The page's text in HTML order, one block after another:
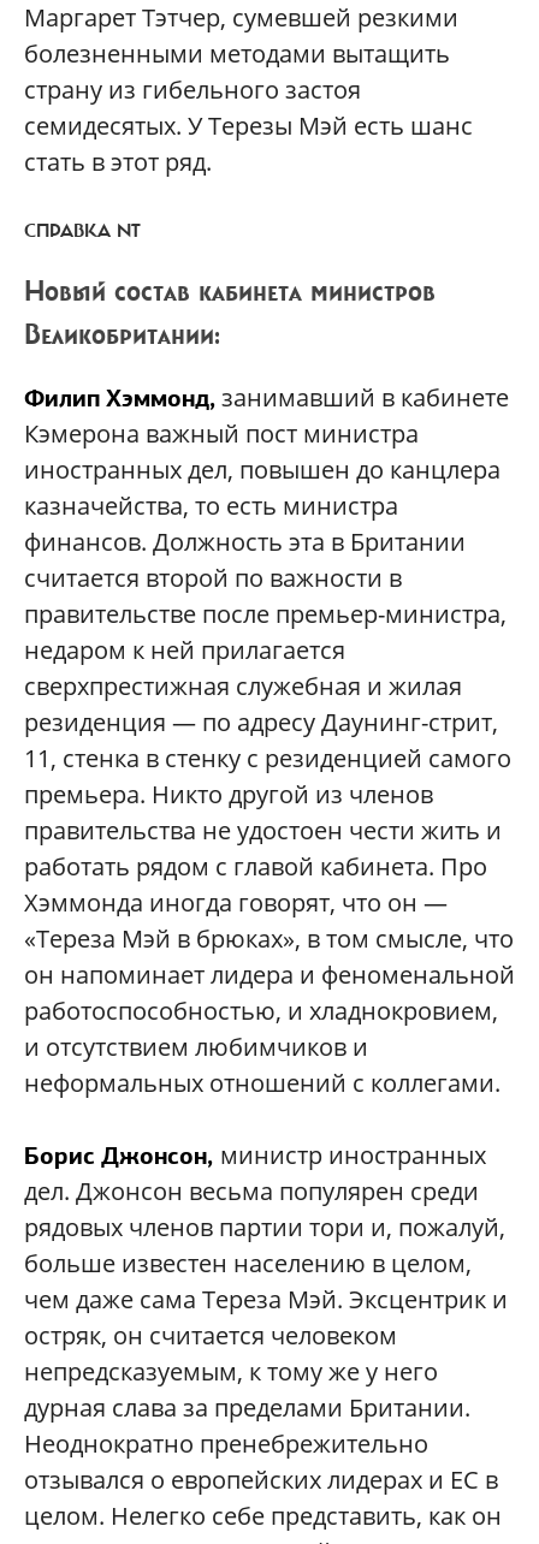
Маргарет Тэтчер, сумевшей резкими
болезненными методами вытащить
страну из гибельного застоя
семидесятых. У Терезы Мэй есть шанс
стать в этот ряд.
СПРАВКА NT
Новый состав кабинета министров
Великобритании:
ФилипХэммонд,занимавший в кабинете
Кэмерона важный пост министра
иностранных дел, повышен до канцлера
казначейства, то есть министра
финансов. Должность эта в Британии
считается второй по важности в
правительстве после премьер-министра,
недаром к ней прилагается
сверхпрестижная служебная и жилая
резиденция — по адресу Даунинг-стрит,
11, стенка в стенку с резиденцией самого
премьера. Никто другой из членов
правительства не удостоен чести жить и
работать рядом с главой кабинета. Про
Хэммонда иногда говорят, что он —
«Тереза Мэй в брюках», в том смысле, что
он напоминает лидера и феноменальной
работоспособностью, и хладнокровием,
и отсутствием любимчиков и
неформальных отношений с коллегами.
Борис Джонсон, министр иностранных
дел. Джонсон весьма популярен среди
рядовых членов партии тори и, пожалуй,
больше известен населению в целом,
чем даже сама Тереза Мэй. Эксцентрик и
остряк, он считается человеком
непредсказуемым, к тому же у него
дурная слава за пределами Британии.
Неоднократно пренебрежительно
отзывался о европейских лидерах и ЕС в
целом. Нелегко себе представить, как он